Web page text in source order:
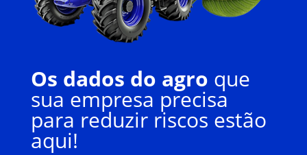
Os dados do agro que
sua empresa precisa
para reduzir riscos estão
aqui!